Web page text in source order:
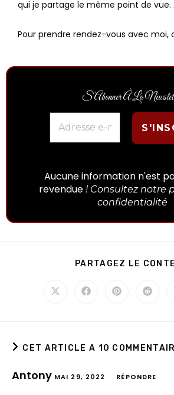
qui je partage le même point de vue.
Pour prendre rendez-vous avec moi,
S'Abonner À La
Aucune information n'est
revendue! Consultez notre
confidentialité
PARTAGEZ LE
CET ARTICLE A 10
Antony MAI 29, 2022 RÉPONDRE